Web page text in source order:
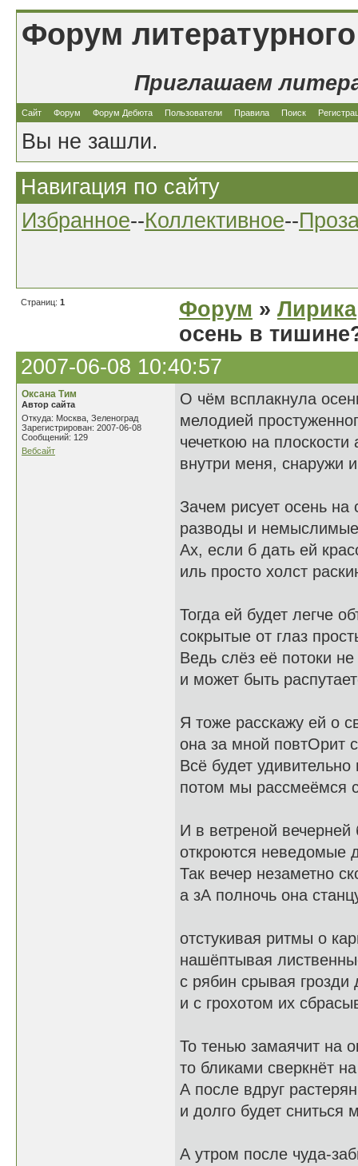
Форум
Приглашаем
Сайт Форум Форум Дебюта Пользователи Правила Поиск
Вы не зашли.
Навигация по сайту
Избранное--Коллективное--
Страниц: 1 Форум » Лирика
осень в
2007-06-08 10:40:57
Оксана Тим
Автор сайта
Откуда: Москва, Зеленоград
Зарегистрирован: 2007-06-08
Сообщений: 129
Вебсайт
О чём всплакнула
мелодией
чечеткою на плоскости
внутри меня, снаружи
Зачем рисует осень на
разводы и
Ах, если б дать ей
иль просто холст
Тогда ей будет легче
сокрытые от глаз
Ведь слёз её потоки
и может быть
Я тоже расскажу ей о
она за мной повтОрит
Всё будет удивительно
потом мы рассмеёмся
И в ветреной вечерней
откроются неведомые
Так вечер незаметно
а зА полночь она
отстукивая ритмы о
нашёптывая
с рябин срывая грозди
и с грохотом их
То тенью замаячит на
то бликами сверкнёт
А после вдруг
и долго будет сниться
А утром после чуда-